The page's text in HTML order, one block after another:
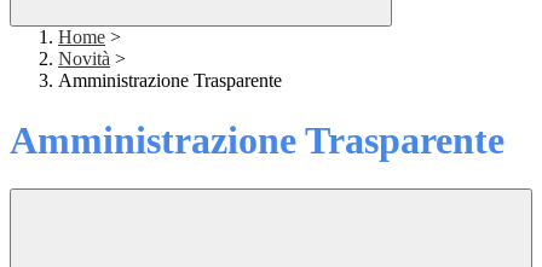
Home >
Novità >
Amministrazione Trasparente
Amministrazione Trasparente